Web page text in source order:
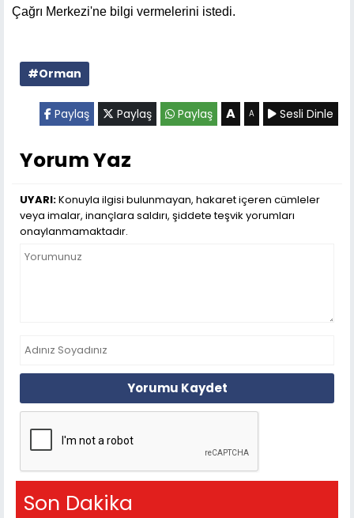
Çağrı Merkezi'ne bilgi vermelerini istedi.
#Orman
Paylaş Paylaş Paylaş A A Sesli Dinle
Yorum Yaz
UYARI:Konuyla ilgisi bulunmayan, hakaret içeren cümleler
veya imalar, inançlara saldırı, şiddete teşvik yorumları
onaylanmamaktadır.
Yorumu Kaydet
Son Dakika